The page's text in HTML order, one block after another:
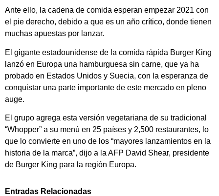
Ante ello, la cadena de comida esperan empezar 2021 con
el pie derecho, debido a que es un año crítico, donde tienen
muchas apuestas por lanzar.
El gigante estadounidense de la comida rápida Burger King
lanzó en Europa una hamburguesa sin carne, que ya ha
probado en Estados Unidos y Suecia, con la esperanza de
conquistar una parte importante de este mercado en pleno
auge.
El grupo agrega esta versión vegetariana de su tradicional
“Whopper” a su menú en 25 países y 2,500 restaurantes, lo
que lo convierte en uno de los “mayores lanzamientos en la
historia de la marca”, dijo a la AFP David Shear, presidente
de Burger King para la región Europa.
Entradas Relacionadas